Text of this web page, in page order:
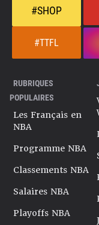
#SHOP
#TTFL
RUBRIQUES
POPULAIRES
Les Français en
NBA
Programme NBA
Classements NBA
Salaires NBA
Playoffs NBA